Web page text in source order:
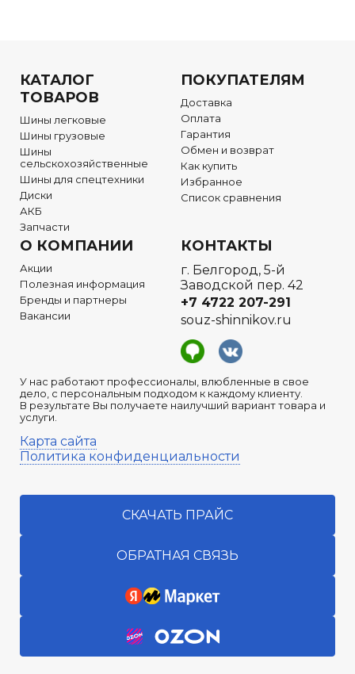
КАТАЛОГ
ТОВАРОВ
Шины легковые
Шины грузовые
Шины
сельскохозяйственные
Шины для спецтехники
Диски
АКБ
Запчасти
ПОКУПАТЕЛЯМ
Доставка
Оплата
Гарантия
Обмен и возврат
Как купить
Избранное
Список сравнения
О КОМПАНИИ
Акции
Полезная информация
Бренды и партнеры
Вакансии
У нас работают профессионалы, влюбленные в свое
дело, с персональным подходом к каждому клиенту.
В результате Вы получаете наилучший вариант товара и
услуги.
Карта сайта
Политика конфиденциальности
КОНТАКТЫ
г. Белгород, 5-й
Заводской пер. 42
+7 4722 207-291
souz-shinnikov.ru
СКАЧАТЬ ПРАЙС
ОБРАТНАЯ СВЯЗЬ